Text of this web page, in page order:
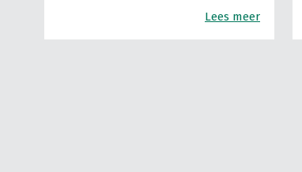
Lees meer